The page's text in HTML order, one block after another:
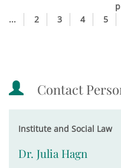
...
2 3 4 5
Contact
Institute and Social Law
Dr. Julia Hagn